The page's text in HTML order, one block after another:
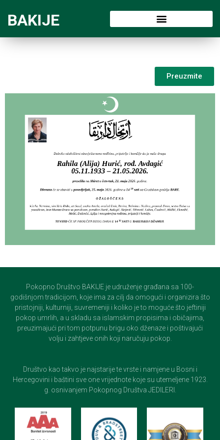
BAKIJE
Preuzmite
Pokopno Društvo BAKIJE je udruženje građana sa 100-
godišnjom tradicijom, koje ima za cilj da omogući i organizira što
pristojniji, kulturniji, suvremeniji i koliko je to moguće što jeftiniji
pokop umrlih, a u skladu sa islamskim propisima i običajima,
preuzimajući pri tom potpunu brigu oko dženaze i poštivajući
volju i zahtjeve onih koji naručuju pokop.
Društvo kao takvo je najstarije te vrste i namjene u Bosni i
Hercegovini i baštini sve one vrijednote koje su utemeljene 1923.
g. osnivanjem Pokopnog Društva JEDILERI.